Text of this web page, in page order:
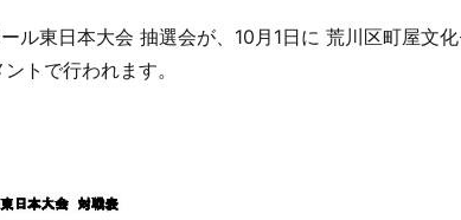
東日本大会 抽選会が、10月1日に 荒川区町屋文化
トで行われます。